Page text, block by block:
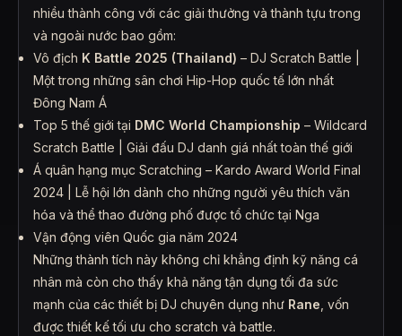
nhiều thành công với các giải thưởng và thành tựu trong
và ngoài nước bao gồm:
Vô địch K Battle 2025 (Thailand) – DJ Scratch Battle |
Một trong những sân chơi Hip-Hop quốc tế lớn nhất
Đông Nam Á
Top 5 thế giới tại DMC World Championship – Wildcard
Scratch Battle | Giải đấu DJ danh giá nhất toàn thế giới
Á quân hạng mục Scratching – Kardo Award World Final
2024 | Lễ hội lớn dành cho những người yêu thích văn
hóa và thể thao đường phố được tổ chức tại Nga
Vận động viên Quốc gia năm 2024
Những thành tích này không chỉ khẳng định kỹ năng cá
nhân mà còn cho thấy khả năng tận dụng tối đa sức
mạnh của các thiết bị DJ chuyên dụng như Rane, vốn
được thiết kế tối ưu cho scratch và battle.